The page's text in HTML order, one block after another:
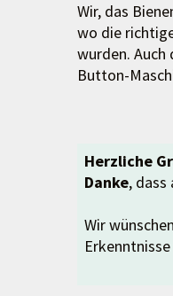
Wir, das
wo die
wurden.
Button-
Herzliche
Danke,
Wir